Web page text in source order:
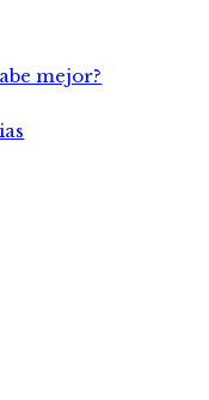
mejor?